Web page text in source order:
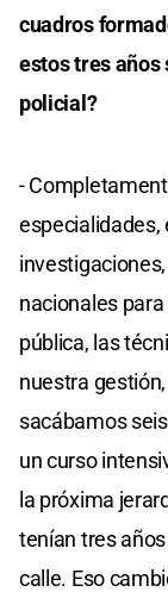
cuadros
estos tres años
policial?
-
especialidades,
nacionales
pública, las
nuestra
sacábamos
un curso
la próxima
tenían tres
calle. Eso